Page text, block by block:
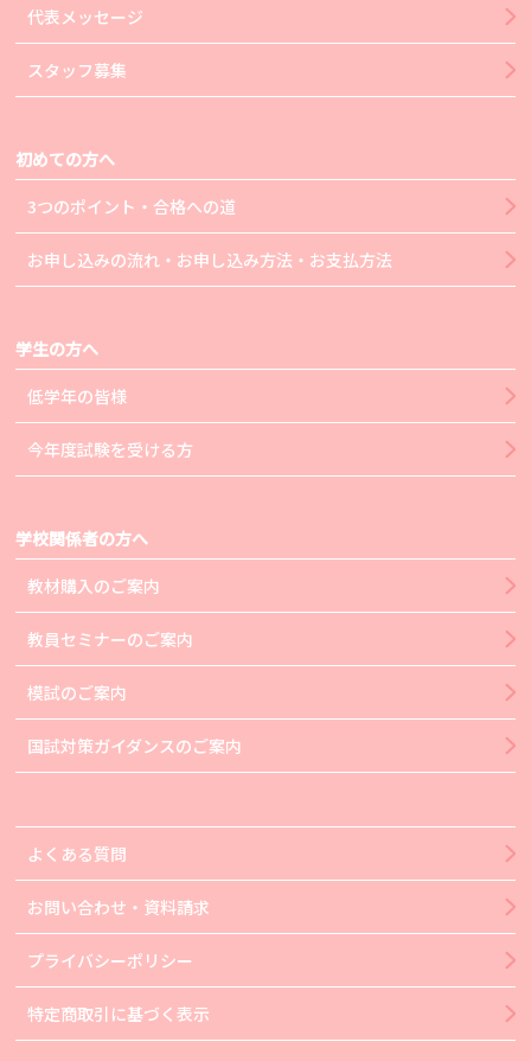
代表メッセージ
スタッフ募集
初めての方へ
3つのポイント・合格への道
お申し込みの流れ・お申し込み方法・お支払方法
学生の方へ
低学年の皆様
今年度試験を受ける方
学校関係者の方へ
教材購入のご案内
教員セミナーのご案内
模試のご案内
国試対策ガイダンスのご案内
よくある質問
お問い合わせ・資料請求
プライバシーポリシー
特定商取引に基づく表示